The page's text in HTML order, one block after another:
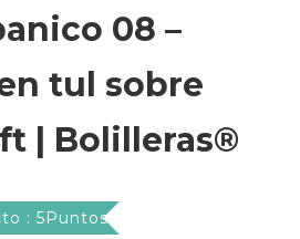
08 –
tul sobre
| Bolilleras®
: 5Puntos